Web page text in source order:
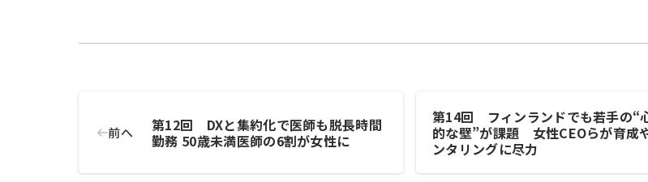
前へ
第12回 DXと集約化で医師も脱長時間
勤務 50歳未満医師の6割が女性に
第14回 フィンランドでも若手の“
的な壁”が課題 女性CEOらが育成
ンタリングに尽力